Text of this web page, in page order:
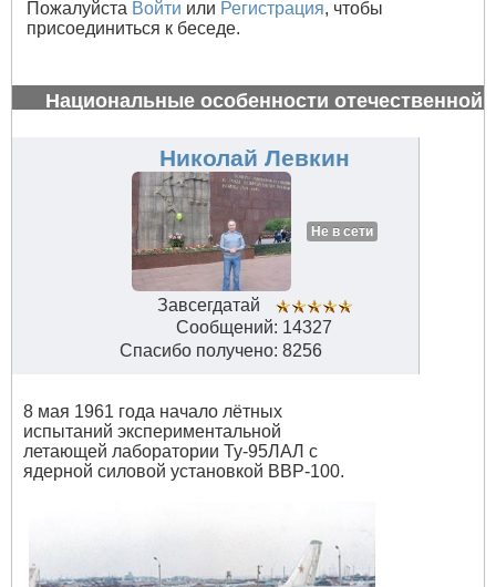
Пожалуйста Войти или Регистрация, чтобы
присоединиться к беседе.
Национальные особенности отечественной
Николай Левкин
Не в сети
Завсегдатай
Сообщений: 14327
Спасибо получено: 8256
8 мая 1961 года начало лётных
испытаний экспериментальной
летающей лаборатории Ту-95ЛАЛ с
ядерной силовой установкой ВВР-100.